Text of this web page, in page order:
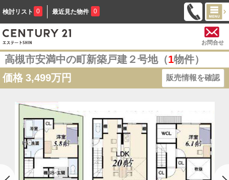
検討リスト 0 最近見た物件 0
お問合せ
高槻市安満中の町新築戸建２号地（1物件）
価格 3,499万円 販売情報を確認